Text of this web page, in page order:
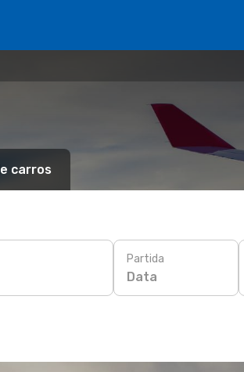
carros
Partida
Data